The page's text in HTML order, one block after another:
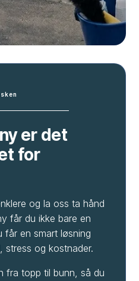
er det
for
og la oss ta hånd
får du ikke bare en
får en smart løsning
stress og kostnader.
fra topp til bunn, så du